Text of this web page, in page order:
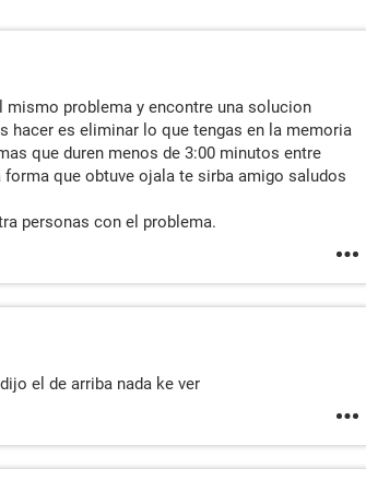
problema y encontre una solucion
hacer es eliminar lo que tengas en la memoria
que duren menos de 3:00 minutos entre
que obtuve ojala te sirba amigo saludos
personas con el problema.
el de arriba nada ke ver